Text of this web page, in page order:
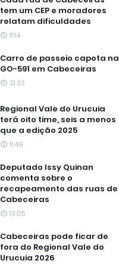
tem um CEP e moradores
relatam dificuldades
11:14
Carro de passeio capota na
GO-591 em Cabeceiras
21:33
Regional Vale do Urucuia
terá oito time, seis a menos
que a edição 2025
11:49
Deputado Issy Quinan
comenta sobre o
recapeamento das ruas de
Cabeceiras
13:05
Cabeceiras pode ficar de
fora do Regional Vale do
Urucuia 2026